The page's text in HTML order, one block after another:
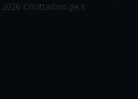
2026 ©ilcittadino.ge.it